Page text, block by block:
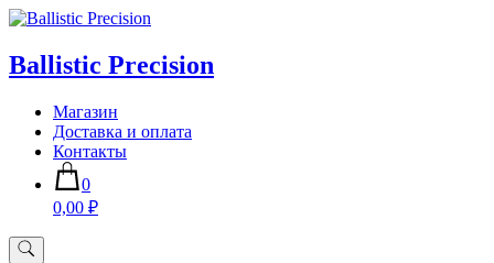
Skip
content
Ballistic Precision
Магазин
Доставка и оплата
Контакты
0
0,00 ₽